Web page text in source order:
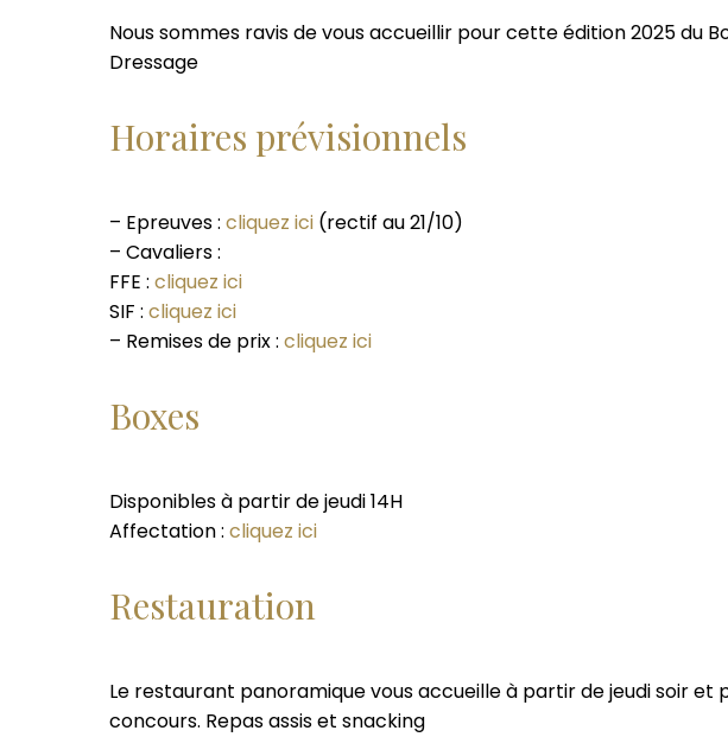
Nous sommes ravis de vous accueillir pour cette édition 2025 du
Dressage
Horaires prévisionnels
– Epreuves : cliquez ici (rectif au 21/10)
– Cavaliers :
FFE : cliquez ici
SIF : cliquez ici
– Remises de prix : cliquez ici
Boxes
Disponibles à partir de jeudi 14H
Affectation : cliquez ici
Restauration
Le restaurant panoramique vous accueille à partir de jeudi soir et
concours. Repas assis et snacking